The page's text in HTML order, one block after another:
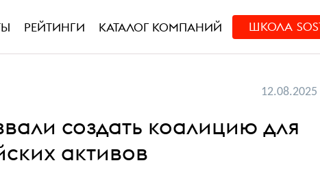
РЕЙТИНГИ КАТАЛОГ КОМПАНИЙ ШКОЛА
12.08.2025
создать коалицию для
активов